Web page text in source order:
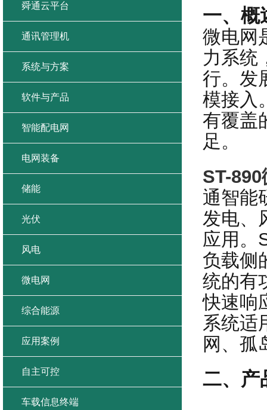
一、概
微电网
力系统
行。发
模接入
有覆盖
足。
ST-
通智能
发电、
应用。
负载侧
统的有
快速响
系统适
网、孤
二、产
舜通云平台
通讯管理机
系统与方案
软件与产品
智能配电网
电网装备
储能
光伏
风电
微电网
综合能源
应用案例
自主可控
车载信息终端